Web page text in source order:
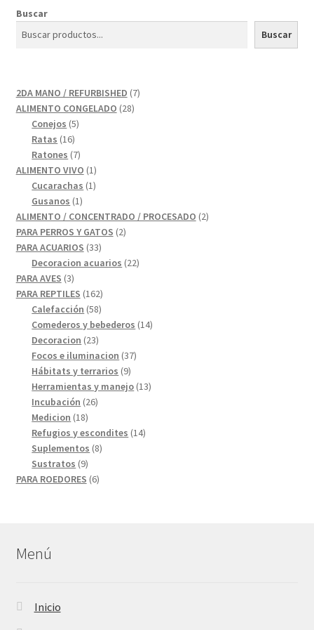
Buscar
Buscar
2DA MANO / REFURBISHED 77
ALIMENTO CONGELADO 2828
Conejos 55
Ratas 1616
productos
Ratones 77
productos
ALIMENTO VIVO 11
producto
Cucarachas 11
Gusanos 11
producto
ALIMENTO / CONCENTRADO / PROCESADO 22
PARA PERROS Y GATOS 22
PARA ACUARIOS 3333
productos
Decoracion acuarios 2222
PARA AVES 33
productos
PARA REPTILES 162162
productos
Calefacción 5858
productos
Comederos y bebederos 1414
Decoracion 2323
productos
Focos e iluminacion 3737
Hábitats y terrarios 99
productos
Herramientas y manejo 1313
Incubación 2626
Medicion 1818
productos
Refugios y escondites 1414
Suplementos 88
Sustratos 99
productos
PARA ROEDORES 66
Menú
Inicio